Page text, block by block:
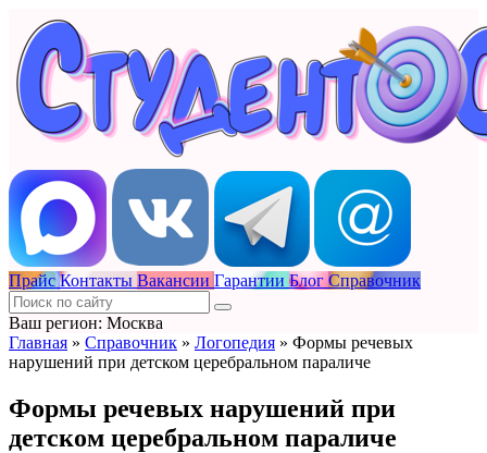
Прайс Контакты Вакансии Гарантии Блог Справочник
Ваш регион: Москва
Главная » Справочник » Логопедия » Формы речевых
нарушений при детском церебральном параличе
Формы речевых нарушений при
детском церебральном параличе